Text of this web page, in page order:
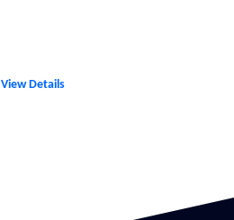
View Details